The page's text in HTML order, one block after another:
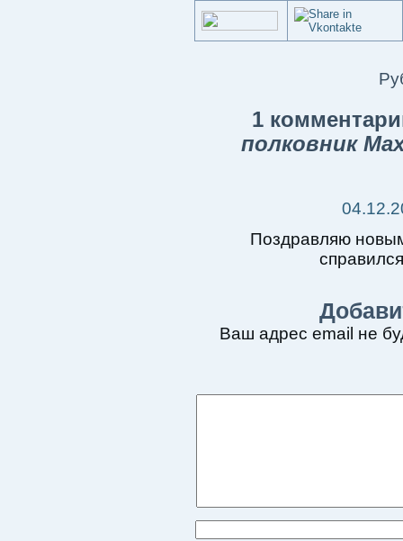
1
полковник
Поздравляю
Ваш адрес email не